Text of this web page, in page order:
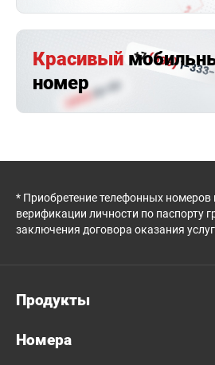
Красивый
номер
* Приобретение телефонных
верификации личности по паспорту
заключения договора оказания
Продукты
Номера